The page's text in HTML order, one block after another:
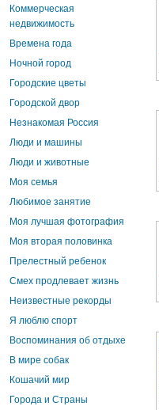
Коммерческая
недвижимость
Времена года
Ночной город
Городские цветы
Городской двор
Незнакомая Россия
Люди и машины
Люди и животные
Моя семья
Любимое занятие
Моя лучшая фотография
Моя вторая половинка
Прелестный ребенок
Смех продлевает жизнь
Неизвестные рекорды
Я люблю спорт
Воспоминания об отдыхе
В мире собак
Кошачий мир
Города и Страны